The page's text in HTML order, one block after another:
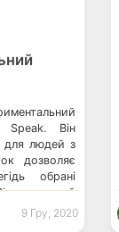
Speak. Він
для людей з
дозволяє
обрані
доступний
включаючи
список
9 Гру, 2020